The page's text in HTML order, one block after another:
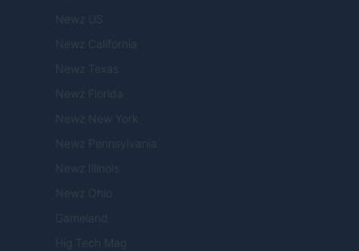
Newz US
Newz California
Newz Texas
Newz Florida
Newz New York
Newz Pennsylvania
Newz Illinois
Newz Ohio
Gameland
Hig Tech Mag